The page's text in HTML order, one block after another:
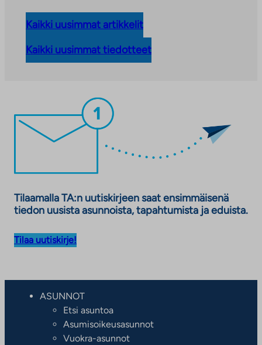
Kaikki uusimmat artikkelit
Kaikki uusimmat tiedotteet
Tilaamalla TA:n uutiskirjeen saat ensimmäisenä
tiedon uusista asunnoista, tapahtumista ja eduista.
Tilaa uutiskirje!
ASUNNOT
Etsi asuntoa
Asumisoikeusasunnot
Vuokra-asunnot